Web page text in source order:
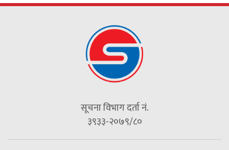
सूचना विभाग दर्ता नं.
३९३३-२०७९/८०